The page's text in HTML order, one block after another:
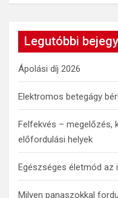
a
h
Legutóbbi
Ápolási díj 2026
Elektromos betegágy
Felfekvés – megelőzés,
előfordulási helyek
Egészséges életmód az
Milyen panaszokkal